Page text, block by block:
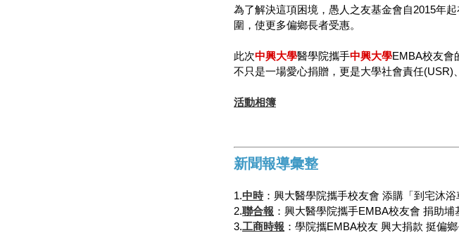
為了解決這項困境，愚人之友基金會自2015年
圍，使更多偏鄉長者受惠。
此次中興大學醫學院攜手中興大學EMBA校友會
不只是一場愛心捐贈，更是大學社會責任(USR)
活動相簿
新聞報導彙整
1.中時：興大醫學院攜手校友會 添購「到宅沐
2.聯合報 ：興大醫學院攜手EMBA校友會 捐助
3.工商時報 ：學院攜EMBA校友 興大捐款 挺偏